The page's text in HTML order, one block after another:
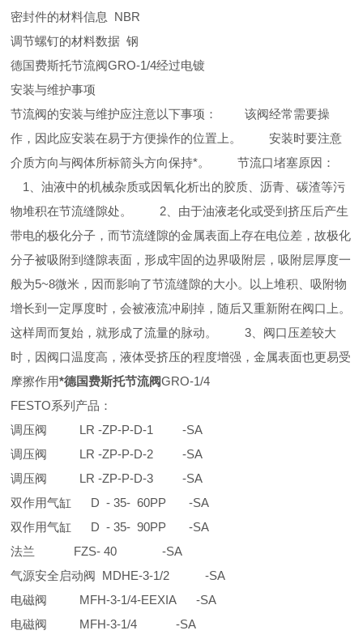
密封件的材料信息 NBR
调节螺钉的材料数据 钢
德国费斯托节流阀GRO-1/4经过电镀
安装与维护事项
节流阀的安装与维护应注意以下事项： 该阀经常需要操
作，因此应安装在易于方便操作的位置上。 安装时要注意
介质方向与阀体所标箭头方向保持*。 节流口堵塞原因：
1、油液中的机械杂质或因氧化析出的胶质、沥青、碳渣等污
物堆积在节流缝隙处。 2、由于油液老化或受到挤压后产生
带电的极化分子，而节流缝隙的金属表面上存在电位差，故极化
分子被吸附到缝隙表面，形成牢固的边界吸附层，吸附层厚度一
般为5~8微米，因而影响了节流缝隙的大小。以上堆积、吸附物
增长到一定厚度时，会被液流冲刷掉，随后又重新附在阀口上。
这样周而复始，就形成了流量的脉动。 3、阀口压差较大
时，因阀口温度高，液体受挤压的程度增强，金属表面也更易受
摩擦作用*德国费斯托节流阀GRO-1/4
FESTO系列产品：
调压阀 LR -ZP-P-D-1 -SA
调压阀 LR -ZP-P-D-2 -SA
调压阀 LR -ZP-P-D-3 -SA
双作用气缸 D - 35- 60PP -SA
双作用气缸 D - 35- 90PP -SA
法兰 FZS- 40 -SA
气源安全启动阀 MDHE-3-1/2 -SA
电磁阀 MFH-3-1/4-EEXIA -SA
电磁阀 MFH-3-1/4 -SA